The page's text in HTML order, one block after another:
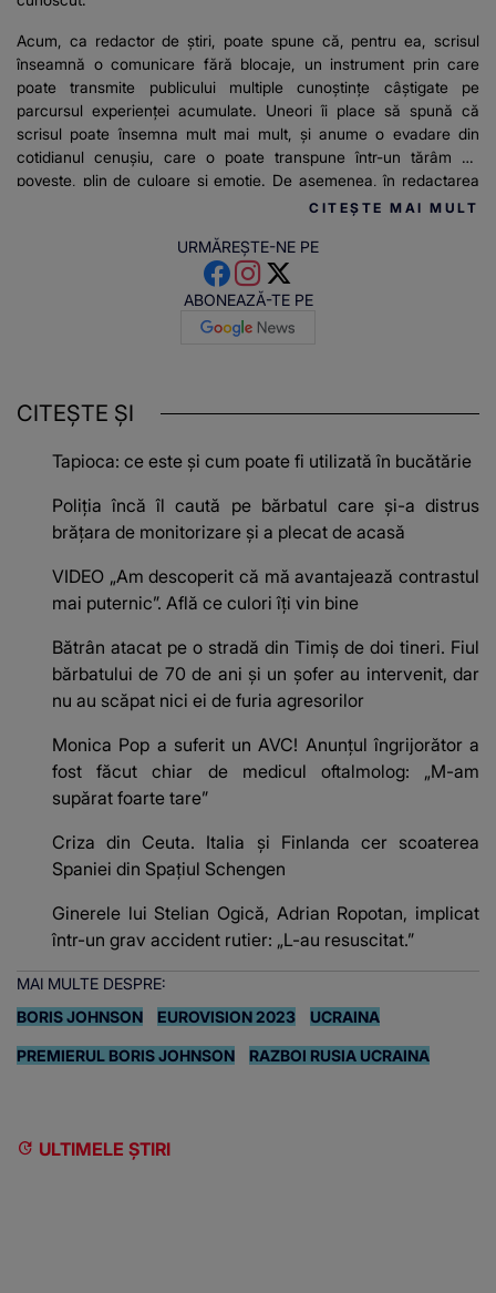
Acum, ca redactor de știri, poate spune că, pentru ea, scrisul
înseamnă o comunicare fără blocaje, un instrument prin care
poate transmite publicului multiple cunoștințe câștigate pe
parcursul experienței acumulate. Uneori îi place să spună că
scrisul poate însemna mult mai mult, și anume o evadare din
cotidianul cenușiu, care o poate transpune într-un tărâm de
poveste, plin de culoare și emoție. De asemenea, în redactarea
articolelor pentru stirilekanald.ro îi place să relateze mereu
CITEȘTE MAI MULT
URMĂREȘTE-NE PE
ABONEAZĂ-TE PE
CITEȘTE ȘI
Tapioca: ce este și cum poate fi utilizată în bucătărie
Poliția încă îl caută pe bărbatul care și-a distrus
brățara de monitorizare și a plecat de acasă
VIDEO „Am descoperit că mă avantajează contrastul
mai puternic”. Află ce culori îți vin bine
Bătrân atacat pe o stradă din Timiș de doi tineri. Fiul
bărbatului de 70 de ani și un șofer au intervenit, dar
nu au scăpat nici ei de furia agresorilor
Monica Pop a suferit un AVC! Anunțul îngrijorător a
fost făcut chiar de medicul oftalmolog: „M-am
supărat foarte tare”
Criza din Ceuta. Italia și Finlanda cer scoaterea
Spaniei din Spațiul Schengen
Ginerele lui Stelian Ogică, Adrian Ropotan, implicat
într-un grav accident rutier: „L-au resuscitat.”
MAI MULTE DESPRE:
BORIS JOHNSON
EUROVISION 2023 UCRAINA
PREMIERUL BORIS JOHNSON RAZBOI RUSIA UCRAINA
ULTIMELE ȘTIRI